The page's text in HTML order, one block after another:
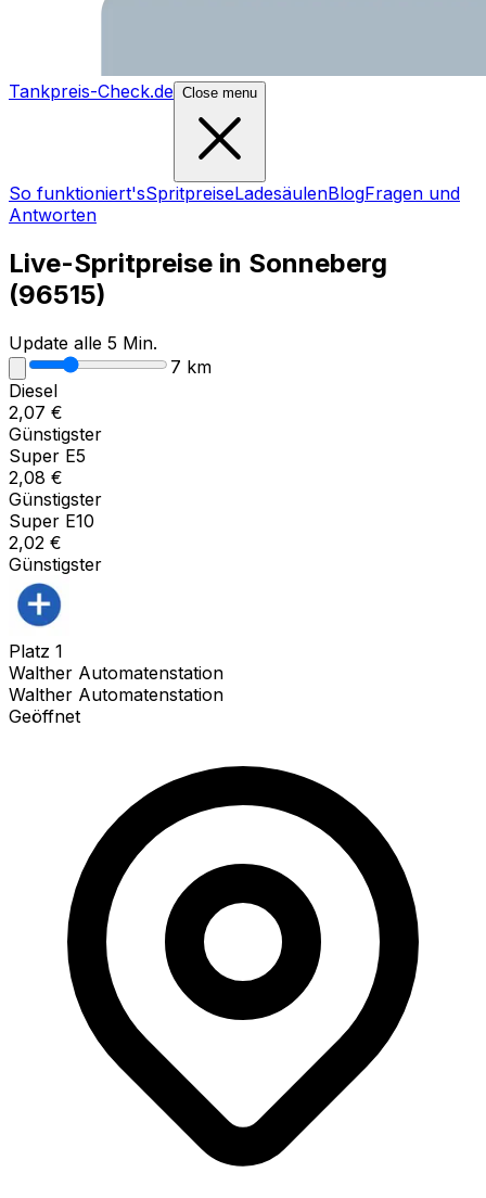
Tankpreis-Check.de Close menu
So funktioniert'sSpritpreiseLadesäulenBlogFragen und
Antworten
Live-Spritpreise in Sonneberg
(96515)
Update alle 5 Min.
7 km
Diesel
2,07 €
Günstigster
Super E5
2,08 €
Günstigster
Super E10
2,02 €
Günstigster
Platz 1
Walther Automatenstation
Walther Automatenstation
Geöffnet